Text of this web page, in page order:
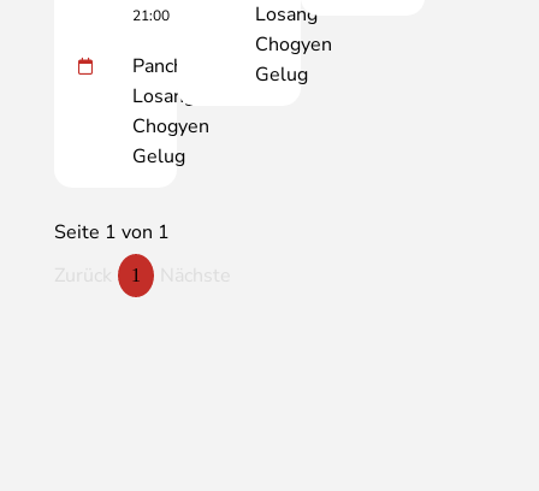
21:00
Panchen
Losang
Chogyen
Gelug
Losang
Chogyen
Gelug
Seite 1 von 1
1